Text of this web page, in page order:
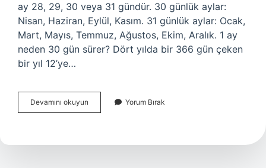
ay 28, 29, 30 veya 31 gündür. 30 günlük aylar:
Nisan, Haziran, Eylül, Kasım. 31 günlük aylar: Ocak,
Mart, Mayıs, Temmuz, Ağustos, Ekim, Aralık. 1 ay
neden 30 gün sürer? Dört yılda bir 366 gün çeken
bir yıl 12’ye…
Devamını okuyun
Ay
Kaç
Yorum Bırak